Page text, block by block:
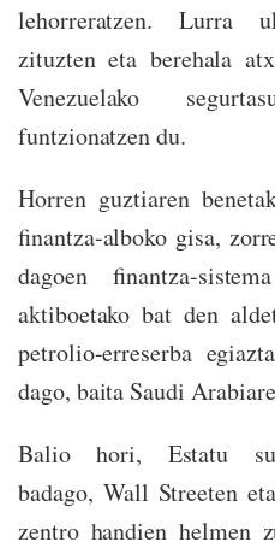
lehorreratzen. Lurra
zituzten eta berehala
Venezuelako
funtzionatzen du.
Horren guztiaren
finantza-alboko gisa,
dagoen finantza-
aktiboetako bat den
petrolio-erreserba
dago, baita Saudi
Balio hori, Estatu
badago, Wall Streeten
zentro handien helmen